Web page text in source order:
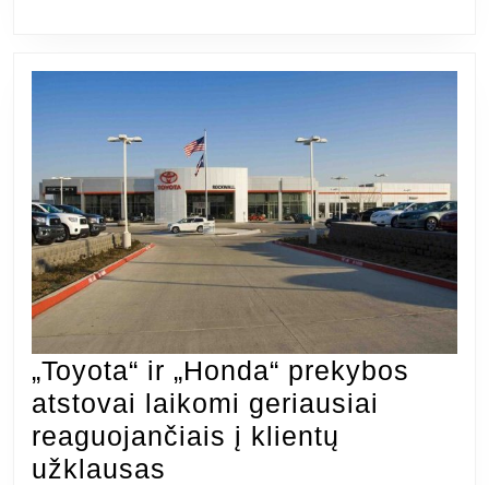
„Toyota“ ir „Honda“ prekybos
atstovai laikomi geriausiai
reaguojančiais į klientų
užklausas